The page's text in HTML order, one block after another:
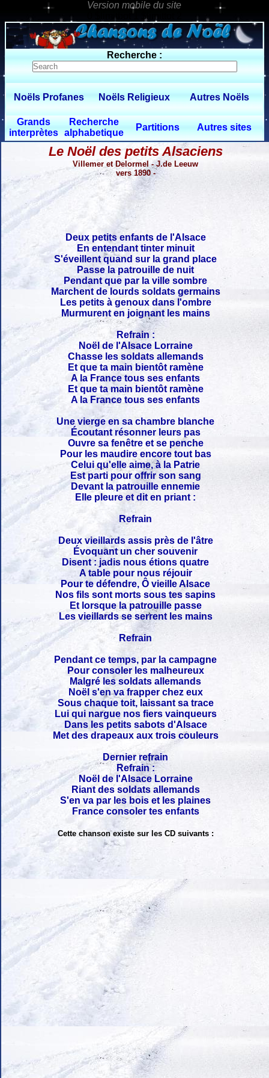
0 $limitbot 1 $limittot 2
Recherche :
Noëls Profanes Noëls Religieux Autres Noëls
Grands
interprètes
Recherche
alphabetique
Partitions Autres sites
Le Noël des petits Alsaciens
Villemer et Delormel - J.de Leeuw
vers 1890 -
Deux petits enfants de l'Alsace
En entendant tinter minuit
S'éveillent quand sur la grand place
Passe la patrouille de nuit
Pendant que par la ville sombre
Marchent de lourds soldats germains
Les petits à genoux dans l'ombre
Murmurent en joignant les mains
Refrain :
Noël de l'Alsace Lorraine
Chasse les soldats allemands
Et que ta main bientôt ramène
A la France tous ses enfants
Et que ta main bientôt ramène
A la France tous ses enfants
Une vierge en sa chambre blanche
Écoutant résonner leurs pas
Ouvre sa fenêtre et se penche
Pour les maudire encore tout bas
Celui qu'elle aime, à la Patrie
Est parti pour offrir son sang
Devant la patrouille ennemie
Elle pleure et dit en priant :
Refrain
Deux vieillards assis près de l'âtre
Évoquant un cher souvenir
Disent : jadis nous étions quatre
A table pour nous réjouir
Pour te défendre, Ô vieille Alsace
Nos fils sont morts sous tes sapins
Et lorsque la patrouille passe
Les vieillards se serrent les mains
Refrain
Pendant ce temps, par la campagne
Pour consoler les malheureux
Malgré les soldats allemands
Noël s'en va frapper chez eux
Sous chaque toit, laissant sa trace
Lui qui nargue nos fiers vainqueurs
Dans les petits sabots d'Alsace
Met des drapeaux aux trois couleurs
Dernier refrain
Refrain :
Noël de l'Alsace Lorraine
Riant des soldats allemands
S'en va par les bois et les plaines
France consoler tes enfants
Cette chanson existe sur les CD suivants :